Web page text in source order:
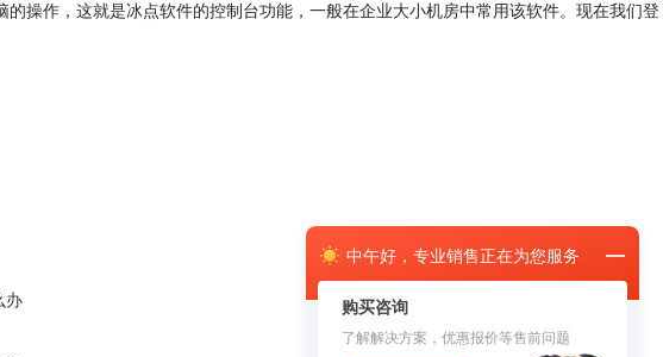
中午好， 专业销售正在为您服务
购买咨询
了解解决方案，优惠报价等售前问题
操作，这就是冰点软件的控制台功能，一般在企业大小机房中常用该软件。现在我们登
办